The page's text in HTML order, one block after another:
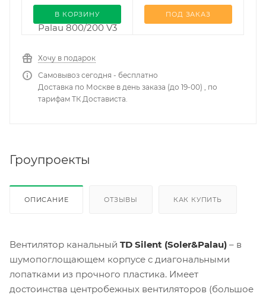
В КОРЗИНУ ПОД ЗАКАЗ
Хочу в подарок
Самовывоз сегодня - бесплатно
Доставка по Москве в день заказа (до 19-00) , по
тарифам ТК Достависта.
Гроупроекты
ОПИСАНИЕ ОТЗЫВЫ КАК КУПИТЬ
Вентилятор канальный TD Silent (Soler&Palau) – в
шумопоглощающем корпусе с диагональными
лопатками из прочного пластика. Имеет
достоинства центробежных вентиляторов (большое